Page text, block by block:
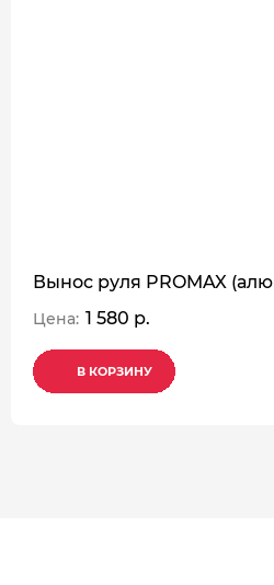
Вынос руля PROMAX
Цена: 1 580 р.
В КОРЗИНУ
В КОРЗИНУ
В КОРЗИНУ